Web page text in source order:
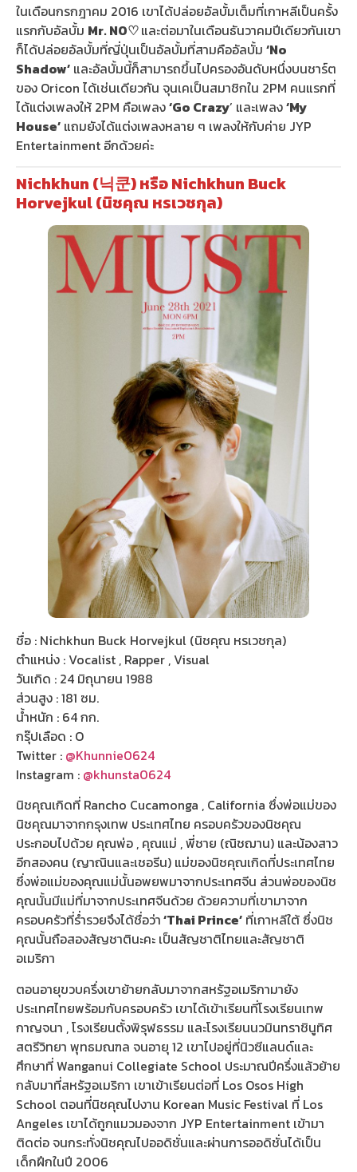
ในเดือนกรกฎาคม 2016 เขาได้ปล่อยอัลบั้มเต็มที่เกาหลีเป็นครั้ง
แรกกับอัลบั้ม Mr. NO♡และต่อมาในเดือนธันวาคมปีเดียวกันเขา
ก็ได้ปล่อยอัลบั้มที่ญี่ปุ่นเป็นอัลบั้มที่สามคืออัลบั้ม ‘No
Shadow’ และอัลบั้มนี้ก็สามารถขึ้นไปครองอันดับหนึ่งบนชาร์ต
ของ Oricon ได้เช่นเดียวกัน จุนเคเป็นสมาชิกใน 2PM คนแรกที่
ได้แต่งเพลงให้ 2PM คือเพลง‘Go Crazy’ และเพลง‘My
House’ แถมยังได้แต่งเพลงหลาย ๆ เพลงให้กับค่าย JYP
Entertainment อีกด้วยค่ะ
Nichkhun (닉쿤) หรือ Nichkhun Buck
Horvejkul (นิชคุณ หรเวชกุล)
ชื่อ : Nichkhun Buck Horvejkul (นิชคุณ หรเวชกุล)
ตำแหน่ง : Vocalist , Rapper , Visual
วันเกิด : 24 มิถุนายน 1988
ส่วนสูง : 181 ซม.
น้ำหนัก : 64 กก.
กรุ๊ปเลือด : O
Twitter : @Khunnie0624
Instagram : @khunsta0624
นิชคุณเกิดที่ Rancho Cucamonga , California ซึ่งพ่อแม่ของ
นิชคุณมาจากกรุงเทพ ประเทศไทย ครอบครัวของนิชคุณ
ประกอบไปด้วย คุณพ่อ , คุณแม่ , พี่ชาย (ณิชฌาน) และน้องสาว
อีกสองคน (ญาณินและเชอรีน) แม่ของนิชคุณเกิดที่ประเทศไทย
ซึ่งพ่อแม่ของคุณแม่นั้นอพยพมาจากประเทศจีน ส่วนพ่อของนิช
คุณนั้นมีแม่ที่มาจากประเทศจีนด้วย ด้วยความที่เขามาจาก
ครอบครัวที่ร่ำรวยจึงได้ชื่อว่า‘Thai Prince’ ที่เกาหลีใต้ ซึ่งนิช
คุณนั้นถือสองสัญชาตินะคะ เป็นสัญชาติไทยและสัญชาติ
อเมริกา
ตอนอายุขวบครึ่งเขาย้ายกลับมาจากสหรัฐอเมริกามายัง
ประเทศไทยพร้อมกับครอบครัว เขาได้เข้าเรียนที่โรงเรียนเทพ
กาญจนา , โรงเรียนตั้งพิรุฬธรรม และโรงเรียนนวมินทราชินูทิศ
สตรีวิทยา พุทธมณฑล จนอายุ 12 เขาไปอยู่ที่นิวซีแลนด์และ
ศึกษาที่ Wanganui Collegiate School ประมาณปีครึ่งแล้วย้าย
กลับมาที่สหรัฐอเมริกา เขาเข้าเรียนต่อที่ Los Osos High
School ตอนที่นิชคุณไปงาน Korean Music Festival ที่ Los
Angeles เขาได้ถูกแมวมองจาก JYP Entertainment เข้ามา
ติดต่อ จนกระทั่งนิชคุณไปออดิชั่นและผ่านการออดิชั่นได้เป็น
เด็กฝึกในปี 2006